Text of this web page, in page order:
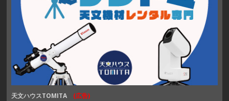
天文ハウスTOMITA (広告)